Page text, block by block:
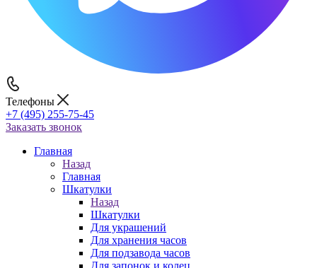
Телефоны
+7 (495) 255-75-45
Заказать звонок
Главная
Назад
Главная
Шкатулки
Назад
Шкатулки
Для украшений
Для хранения часов
Для подзавода часов
Для запонок и колец